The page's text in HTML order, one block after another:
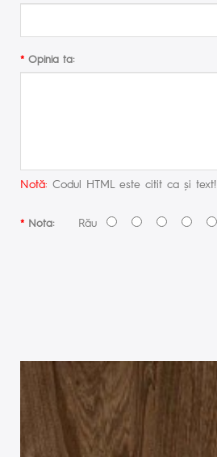
Opinia ta:
Notă: Codul HTML este citit ca şi text!
Nota:Rău